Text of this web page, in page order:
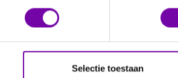
Selectie toestaan
DK341